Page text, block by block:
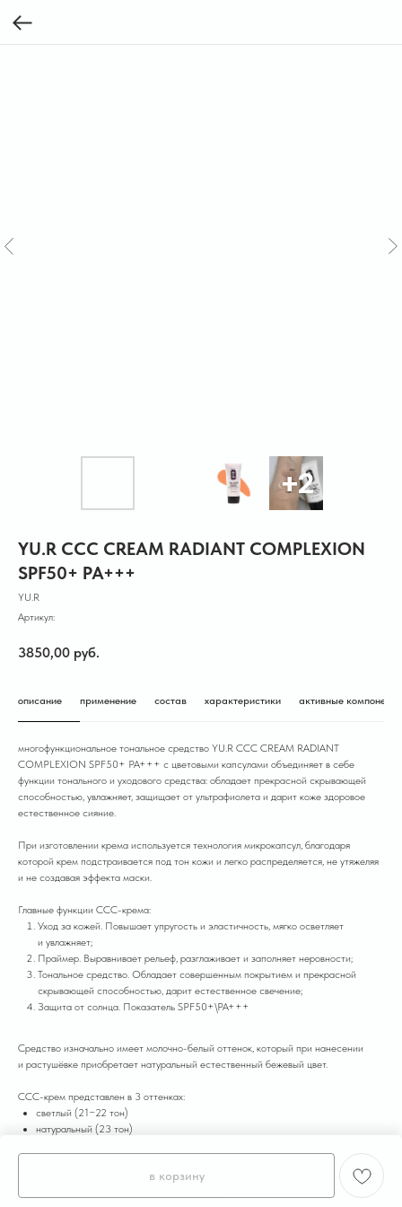
YU.R CCC CREAM RADIANT COMPLEXION
SPF50+ PA+++
YU.R
Артикул:
3850,00 руб.
в корзину
описание применение состав характеристики активные компоненты
многофункциональное тональное средство YU.R CCC CREAM RADIANT
COMPLEXION SPF50+ PA+++ с цветовыми капсулами объединяет в себе
функции тонального и уходового средства: обладает прекрасной скрывающей
способностью, увлажняет, защищает от ультрафиолета и дарит коже здоровое
естественное сияние.
При изготовлении крема используется технология микрокапсул, благодаря
которой крем подстраивается под тон кожи и легко распределяется, не утяжеляя
и не создавая эффекта маски.
Главные функции ССС-крема:
Уход за кожей. Повышает упругость и эластичность, мягко осветляет
и увлажняет;
Праймер. Выравнивает рельеф, разглаживает и заполняет неровности;
Тональное средство. Обладает совершенным покрытием и прекрасной
скрывающей способностью, дарит естественное свечение;
Защита от солнца. Показатель SPF50+\PA+++
Средство изначально имеет молочно-белый оттенок, который при нанесении
и растушёвке приобретает натуральный естественный бежевый цвет.
ССС-крем представлен в 3 оттенках:
светлый (21−22 тон)
натуральный (23 тон)